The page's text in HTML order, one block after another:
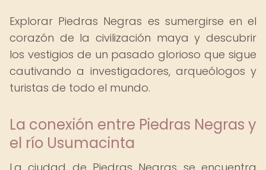
Explorar Piedras Negras es sumergirse en el
corazón de la civilización maya y descubrir
los vestigios de un pasado glorioso que sigue
cautivando a investigadores, arqueólogos y
turistas de todo el mundo.
La conexión entre Piedras Negras y
el río Usumacinta